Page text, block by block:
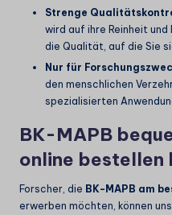
Strenge
wird auf ihre Reinheit
die Qualität, auf die Sie
Nur für
den menschlichen
spezialisierten
BK-MAPB
online bestellen
Forscher, die BK-MAPB am
erwerben möchten, können